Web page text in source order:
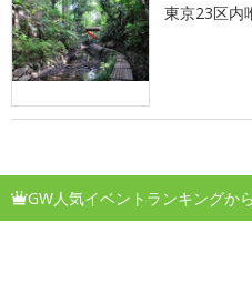
東京23区内
GW人気イベントランキングか